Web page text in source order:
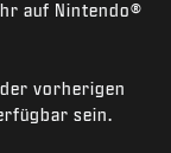
auf Nintendo®
vorherigen
sein.